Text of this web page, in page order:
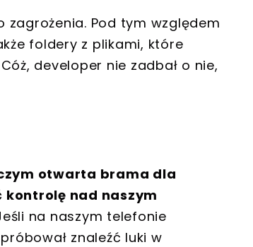
zagrożenia. Pod tym względem
foldery z plikami, które
developer nie zadbał o nie,
otwarta brama dla
nad naszym
na naszym telefonie
znaleźć luki w